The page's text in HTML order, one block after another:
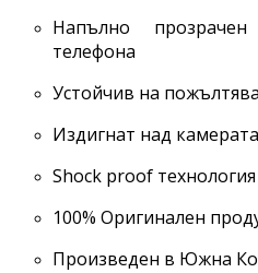
Напълно
телефона
Устойчив на
Издигнат над
Shock proof
100% Оригинален
Произведен в Южна